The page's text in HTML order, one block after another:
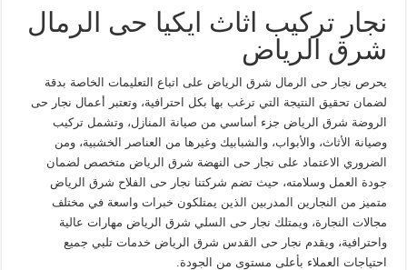
نجار تركيب اثاث ايكيا حى الرمال
شرق الرياض
يحرص نجار حى الرمال شرق الرياض على اتباع التعليمات الخاصة بدقة
لضمان تحقيق النتيجة التي ترغب بها بكل احترافية، وتعتبر أعمال نجار حى
الروضة شرق الرياض جزء أساسي من صيانة المنازل، وتشمل تركيب
وصيانة الأثاث، والأبواب، والشبابيك وغيرها من العناصر الخشبية، ومن
الضروري الاعتماد على نجار حى النهضة شرق الرياض متخصص لضمان
جودة العمل وسلامته، حيث تضم شركتنا نجار حى الفلاح شرق الرياض
متميز من النجارين المدربين الذين يمتلكون خبرات واسعة في مختلف
مجالات النجارة، ويمتلك نجار حى السلي شرق الرياض مهارات عالية
واحترافية، ويقدم نجار حى القدس شرق الرياض خدمات تلبي جميع
احتياجات العملاء بأعلى مستوى من الجودة.